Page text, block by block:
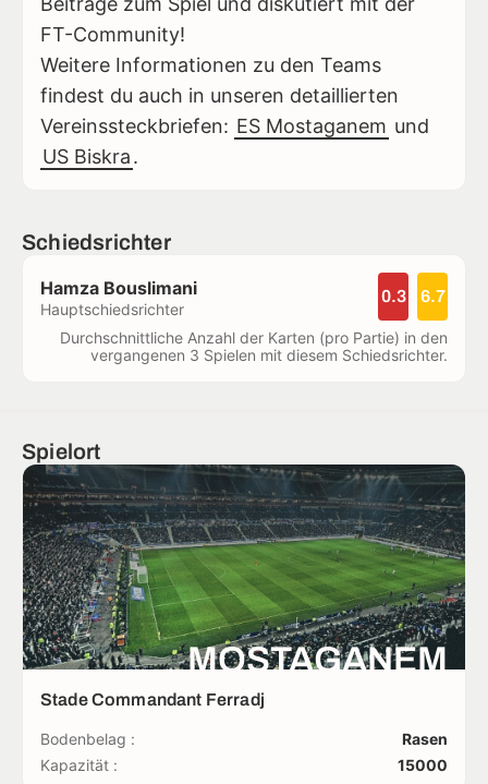
FT-Community!
Weitere Informationen zu den Teams
findest du auch in unseren detaillierten
Vereinssteckbriefen: ES Mostaganem und
US Biskra.
Schiedsrichter
Hamza Bouslimani
Hauptschiedsrichter
0.3 6.7
Durchschnittliche Anzahl der Karten (pro Partie) in den
vergangenen 3 Spielen mit diesem Schiedsrichter.
Spielort
MOSTAGANEM
Stade Commandant Ferradj
Bodenbelag :
Rasen
Kapazität :
15000